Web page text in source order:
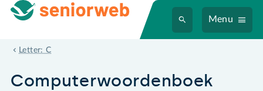
Menu
Letter: C
clipart
Computer­woordenboek